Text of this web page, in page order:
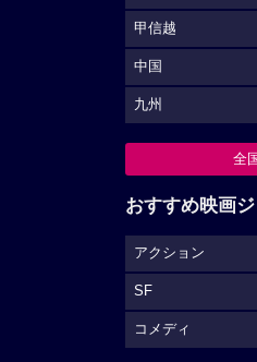
甲信越
中国
九州
全
おすすめ映画
アクション
SF
コメディ